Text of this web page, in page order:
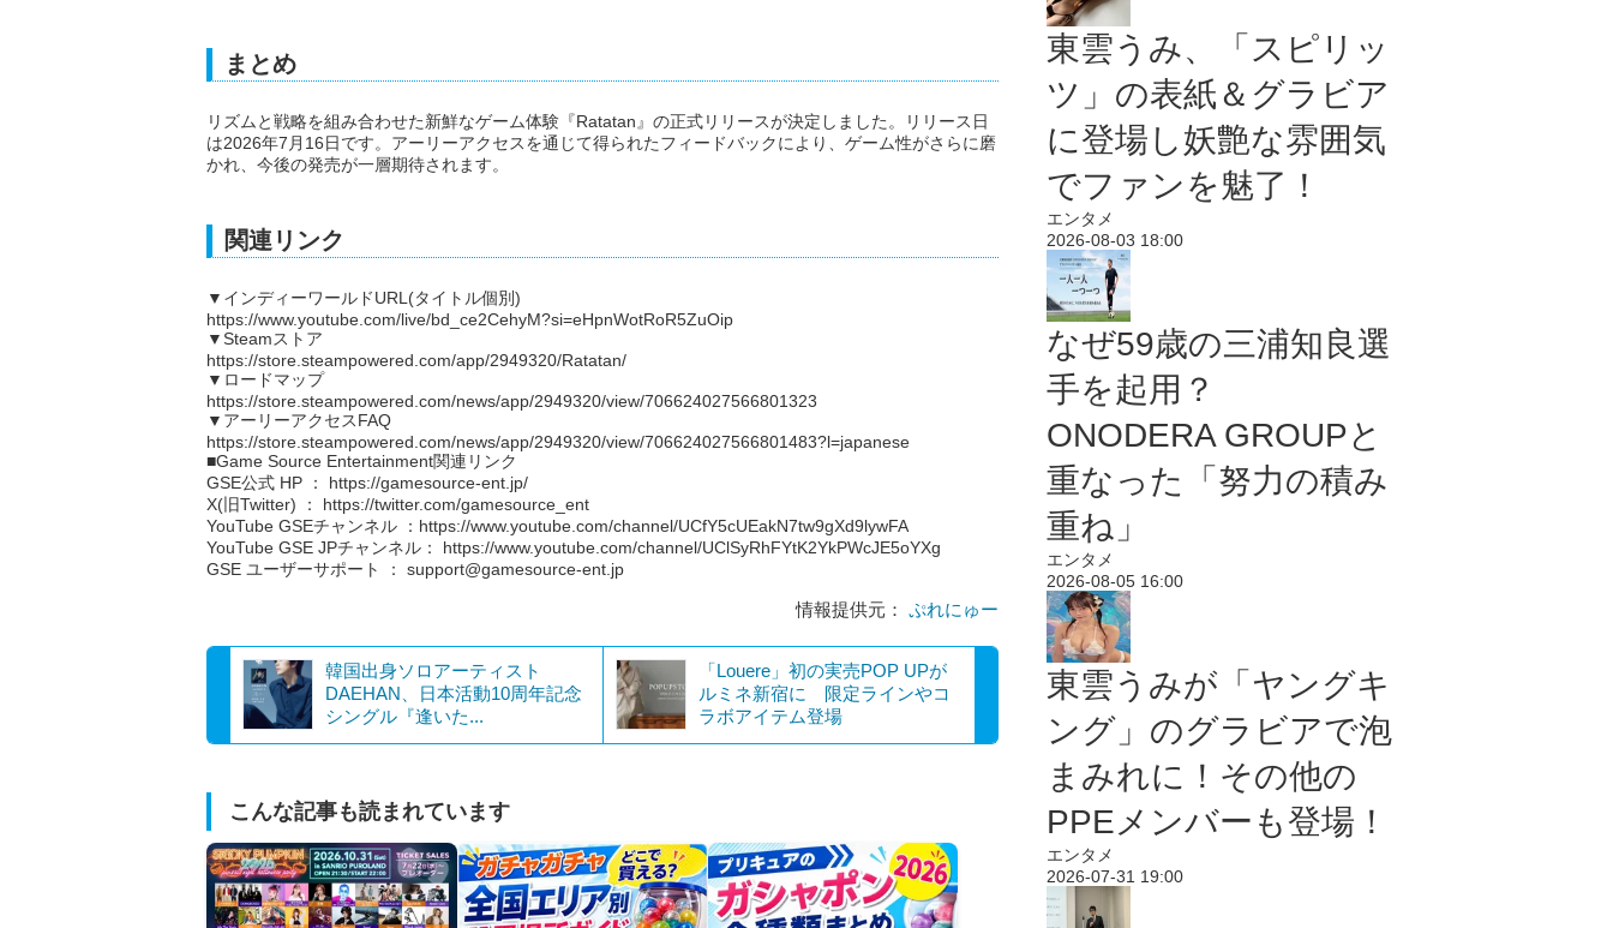
まとめ
リズムと戦略を組み合わせた新鮮なゲーム体験『Ratatan』の正式リリースが決定しました。リリース日
は2026年7月16日です。アーリーアクセスを通じて得られたフィードバックにより、ゲーム性がさらに磨
かれ、今後の発売が一層期待されます。
関連リンク
▼インディーワールドURL(タイトル個別)
https://www.youtube.com/live/bd_ce2CehyM?si=eHpnWotRoR5ZuOip
▼Steamストア
https://store.steampowered.com/app/2949320/Ratatan/
▼ロードマップ
https://store.steampowered.com/news/app/2949320/view/706624027566801323
▼アーリーアクセスFAQ
https://store.steampowered.com/news/app/2949320/view/706624027566801483?l=japanese
■Game Source Entertainment関連リンク
GSE公式 HP ： https://gamesource-ent.jp/
X(旧Twitter) ： https://twitter.com/gamesource_ent
YouTube GSEチャンネル ：https://www.youtube.com/channel/UCfY5cUEakN7tw9gXd9lywFA
YouTube GSE JPチャンネル： https://www.youtube.com/channel/UClSyRhFYtK2YkPWcJE5oYXg
GSE ユーザーサポート ： support@gamesource-ent.jp
情報提供元： ぷれにゅー
韓国出身ソロアーティスト
DAEHAN、日本活動10周年記念
シングル『逢いた...
「Louere」初の実売POP UPが
ルミネ新宿に 限定ラインやコ
ラボアイテム登場
こんな記事も読まれています
東雲うみ、「スピリッ
ツ」の表紙＆グラビア
に登場し妖艶な雰囲気
でファンを魅了！
エンタメ
2026-08-03 18:00
なぜ59歳の三浦知良選
手を起用？
ONODERA GROUPと
重なった「努力の積み
重ね」
エンタメ
2026-08-05 16:00
東雲うみが「ヤングキ
ング」のグラビアで泡
まみれに！その他の
PPEメンバーも登場！
エンタメ
2026-07-31 19:00